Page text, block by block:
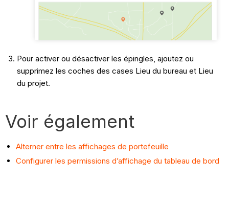
Pour activer ou désactiver les épingles, ajoutez ou
supprimez les coches des cases Lieu du bureau et Lieu
du projet.
Voir également
Alterner entre les affichages de portefeuille
Configurer les permissions d’affichage du tableau de bord